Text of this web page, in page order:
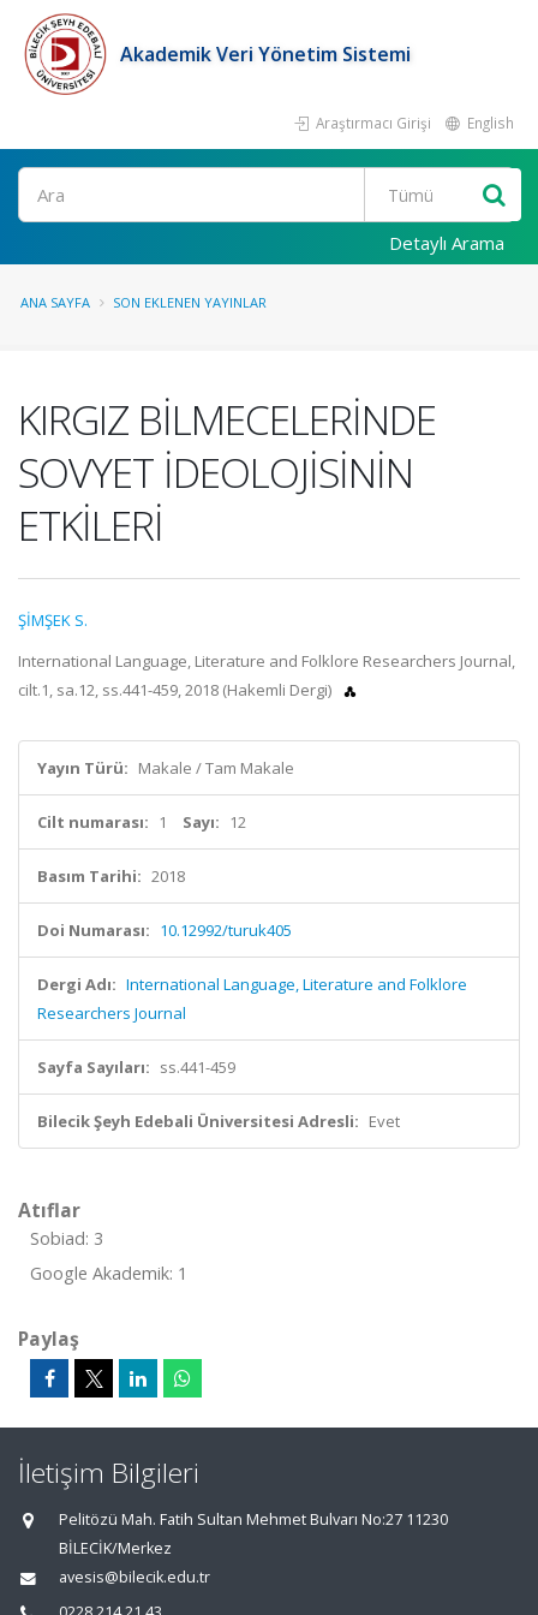
Akademik Veri Yönetim Sistemi
Araştırmacı Girişi English
Ara
Detaylı Arama
ANA SAYFA SON EKLENEN YAYINLAR
KIRGIZ BİLMECELERİNDE
SOVYET İDEOLOJİSİNİN
ETKİLERİ
ŞİMŞEK S.
International Language, Literature and Folklore Researchers Journal,
cilt.1, sa.12, ss.441-459, 2018 (Hakemli Dergi)
Yayın Türü: Makale / Tam Makale
Cilt numarası: 1 Sayı: 12
Basım Tarihi: 2018
Doi Numarası: 10.12992/turuk405
Dergi Adı: International Language, Literature and Folklore
Researchers Journal
Sayfa Sayıları: ss.441-459
Bilecik Şeyh Edebali Üniversitesi Adresli: Evet
Atıflar
Sobiad: 3
Google Akademik: 1
Paylaş
İletişim Bilgileri
Pelitözü Mah. Fatih Sultan Mehmet Bulvarı No:27 11230
BİLECİK/Merkez
avesis@bilecik.edu.tr